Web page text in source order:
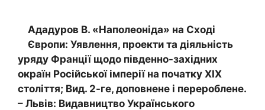
Ададуров В. «Наполеоніда» на Сході
Європи: Уявлення, проекти та діяльність
уряду Франції щодо південно-західних
окраїн Російської імперії на початку ХІХ
століття; Вид. 2-ге, доповнене і перероблене.
– Львів: Видавництво Українського